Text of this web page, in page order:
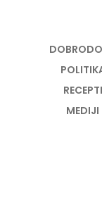
RECEPTI
MEDIJI